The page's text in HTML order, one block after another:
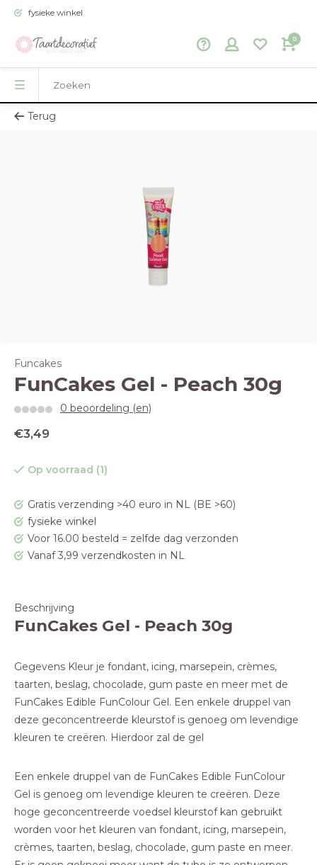
fysieke winkel
0
Terug
Funcakes
FunCakes Gel - Peach 30g
0 beoordeling (en)
€3,49
Op voorraad (1)
Gratis verzending >40 euro in NL (BE >60)
fysieke winkel
Voor 16.00 besteld = zelfde dag verzonden
Vanaf 3,99 verzendkosten in NL
Beschrijving
FunCakes Gel - Peach 30g
Gegevens Kleur je fondant, icing, marsepein, crèmes,
taarten, beslag, chocolade, gum paste en meer met de
FunCakes Edible FunColour Gel. Een enkele druppel van
deze geconcentreerde kleurstof is genoeg om levendige
kleuren te creëren. Hierdoor zal de gel
Een enkele druppel van de FunCakes Edible FunColour
Gel is genoeg om levendige kleuren te creëren. Deze
hoge geconcentreerde voedsel kleurstof kan gebruikt
worden voor het kleuren van fondant, icing, marsepein,
crèmes, taarten, beslag, chocolade, gum paste en meer.